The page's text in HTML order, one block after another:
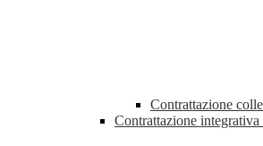
Contrattazione
Contrattazione integrativa